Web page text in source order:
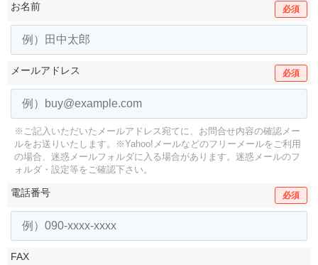
お名前 必須
メールアドレス 必須
※ご記入いただいたメールアドレス宛てに、お問合せ内容の確認メー
ルをお送りいたします。
※Yahoo!メールなどのフリーメールをご利用
の場合、迷惑メールフォルダに入る場合があります。 迷惑メールのフ
ォルダ・設定等をご確認下さい。
電話番号 必須
FAX